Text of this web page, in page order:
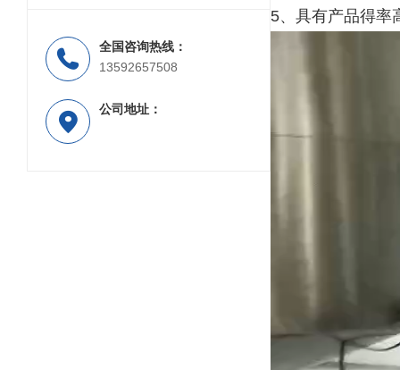
全国咨询热线：
13592657508
公司地址：
5、具有产品得率